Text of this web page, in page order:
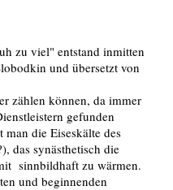
zu viel" entstand inmitten
und übersetzt von
zählen können, da immer
gefunden
die Eiseskälte des
das synästhetisch die
sinnbildhaft zu wärmen.
und beginnenden